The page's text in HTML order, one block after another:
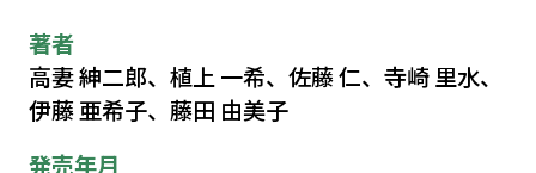
著者
高妻 紳二郎、植上 一希、佐藤 仁、寺崎 里水、
伊藤 亜希子、藤田 由美子
発売年月